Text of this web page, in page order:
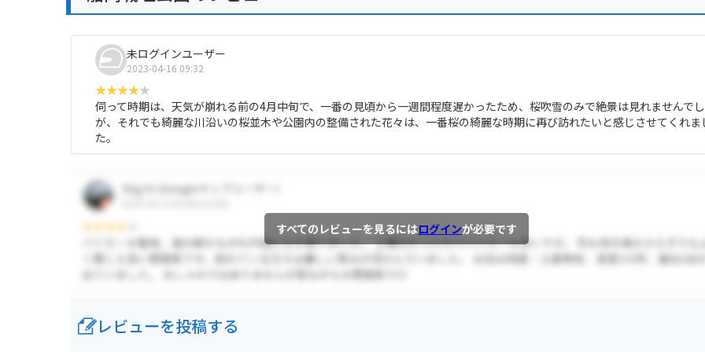
未ログインユーザー
2023-04-16 09:32
伺って時期は、天気が崩れる前の4月中旬で、一番の見頃から一週間程度遅かったため、桜吹雪のみで絶景は見れませんで
が、それでも綺麗な川沿いの桜並木や公園内の整備された花々は、一番桜の綺麗な時期に再び訪れたいと感じさせてくれま
た。
すべてのレビューを見るにはログインが必要です
レビューを投稿する